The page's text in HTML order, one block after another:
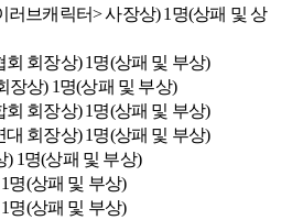
러브캐릭터> 사장상) 1명(상패 및 상
회장상) 1명(상패 및 부상)
장상) 1명(상패 및 부상)
회장상) 1명(상패 및 부상)
회장상) 1명(상패 및 부상)
) 1명(상패 및 부상)
명(상패 및 부상)
명(상패 및 부상)